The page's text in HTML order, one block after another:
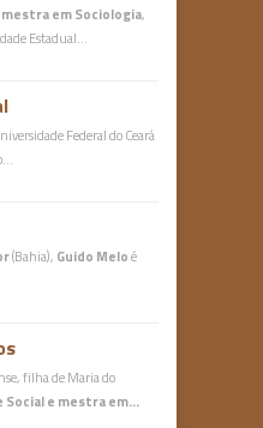
em Sociologia,
Estadual…
Federal do Ceará
(Bahia), Guido Meloé
filha de Maria do
e mestra em…